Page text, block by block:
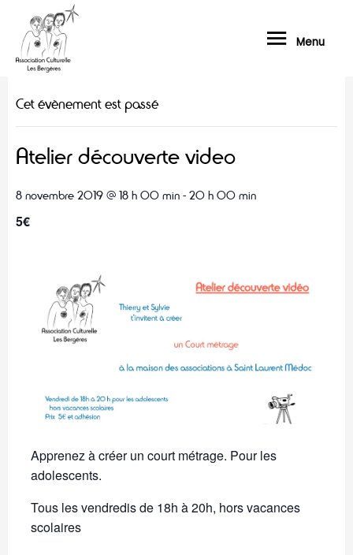
Menu
« Tous les Évènements
Cet évènement est passé
Atelier découverte video
8 novembre 2019 @ 18 h 00 min -20 h 00 min
5€
Apprenez à créer un court métrage. Pour les
adolescents.
Tous les vendredis de 18h à 20h, hors vacances
scolaires